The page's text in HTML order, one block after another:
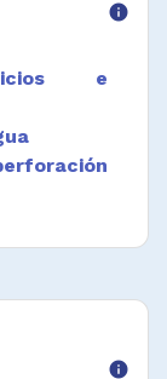
info
e
info